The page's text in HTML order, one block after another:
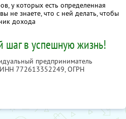
у которых есть определенная
не знаете, что с ней делать, чтобы
дохода
шаг в успешную жизнь!
предприниматель
ИНН 772613352249, ОГРН